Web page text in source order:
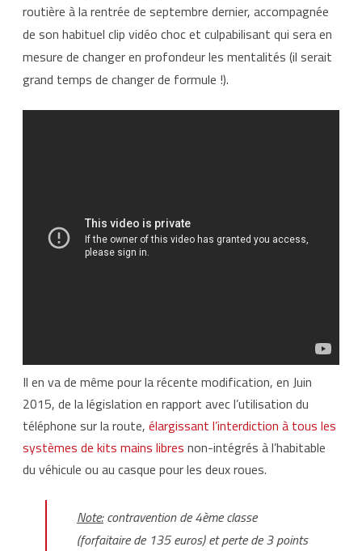
routière à la rentrée de septembre dernier, accompagnée
de son habituel clip vidéo choc et culpabilisant qui sera en
mesure de changer en profondeur les mentalités (il serait
grand temps de changer de formule !).
Il en va de même pour la récente modification, en Juin
2015, de la législation en rapport avec l’utilisation du
téléphone sur la route, élargissant l’interdiction à tous les
systèmes de kits mains libres non-intégrés à l’habitable
du véhicule ou au casque pour les deux roues.
Note:contravention de 4ème classe
(forfaitaire de 135 euros) et perte de 3 points